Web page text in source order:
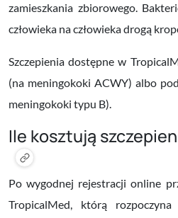
zamieszkania zbiorowego.
człowieka na człowieka drogą
Szczepienia dostępne w
(na meningokoki ACWY) albo
meningokoki typu B).
Ile kosztują
Po wygodnej rejestracji online
TropicalMed, którą